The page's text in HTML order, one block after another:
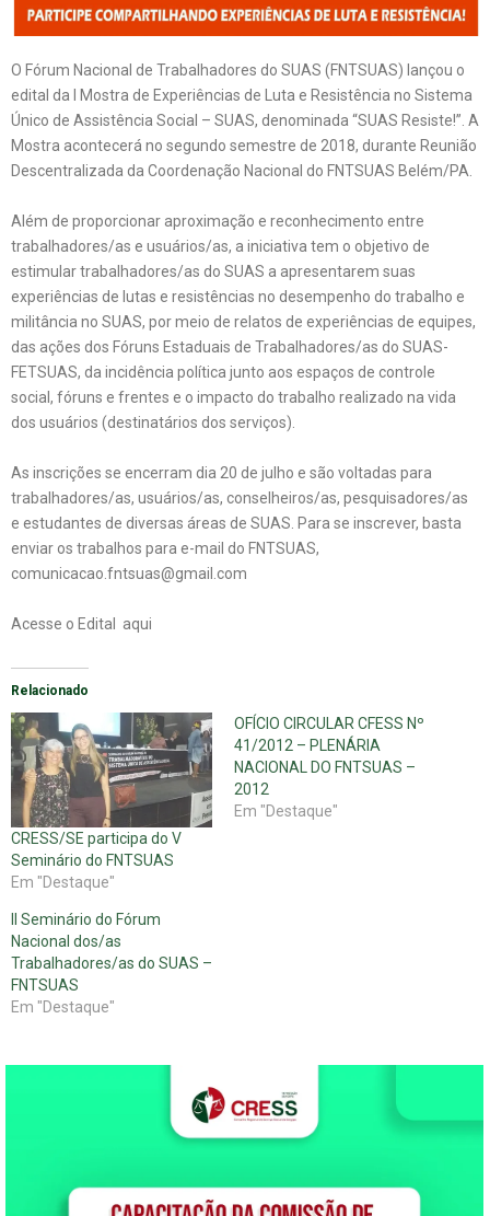
O Fórum Nacional de Trabalhadores do SUAS (FNTSUAS) lançou o
edital da I Mostra de Experiências de Luta e Resistência no Sistema
Único de Assistência Social – SUAS, denominada “SUAS Resiste!”. A
Mostra acontecerá no segundo semestre de 2018, durante Reunião
Descentralizada da Coordenação Nacional do FNTSUAS Belém/PA.
Além de proporcionar aproximação e reconhecimento entre
trabalhadores/as e usuários/as, a iniciativa tem o objetivo de
estimular trabalhadores/as do SUAS a apresentarem suas
experiências de lutas e resistências no desempenho do trabalho e
militância no SUAS, por meio de relatos de experiências de equipes,
das ações dos Fóruns Estaduais de Trabalhadores/as do SUAS-
FETSUAS, da incidência política junto aos espaços de controle
social, fóruns e frentes e o impacto do trabalho realizado na vida
dos usuários (destinatários dos serviços).
As inscrições se encerram dia 20 de julho e são voltadas para
trabalhadores/as, usuários/as, conselheiros/as, pesquisadores/as
e estudantes de diversas áreas de SUAS. Para se inscrever, basta
enviar os trabalhos para e-mail do FNTSUAS,
comunicacao.fntsuas@gmail.com
Acesse o Edital aqui
Relacionado
CRESS/SE participa do V
Seminário do FNTSUAS
Em "Destaque"
OFÍCIO CIRCULAR CFESS Nº
41/2012 – PLENÁRIA
NACIONAL DO FNTSUAS –
2012
Em "Destaque"
II Seminário do Fórum
Nacional dos/as
Trabalhadores/as do SUAS –
FNTSUAS
Em "Destaque"